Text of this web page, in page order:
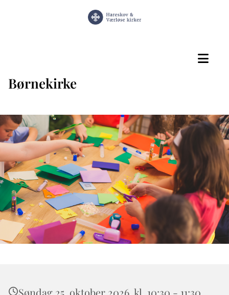
Børnekirke